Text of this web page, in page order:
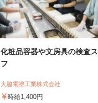
化粧品容器や文房具の検査
フ
大脇電塗工業株式会社
時給1,400円